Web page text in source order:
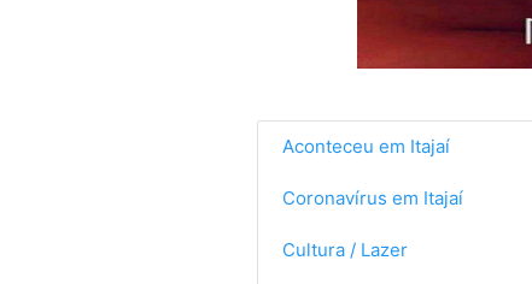
Aconteceu em Itajaí
Coronavírus em Itajaí
Cultura / Lazer